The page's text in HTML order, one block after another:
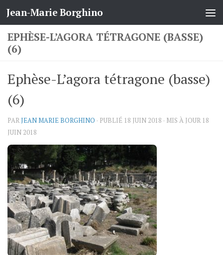
Skip to content
Jean-Marie Borghino
EPHÈSE-L’AGORA TÉTRAGONE (BASSE)
(6)
Ephèse-L’agora tétragone (basse)
(6)
PARJEAN MARIE BORGHINO · PUBLIÉ 18 JUIN 2018 · MIS À JOUR 18
JUIN 2018